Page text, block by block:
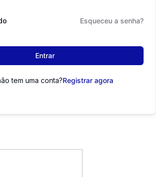
Esqueceu a senha?
Entrar
tem uma conta?Registrar agora